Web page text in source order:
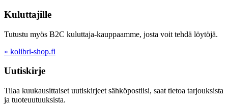
Kuluttajille
Tutustu myös B2C kuluttaja-kauppaamme, josta voit tehdä löytöjä.
» kolibri-shop.fi
Uutiskirje
Tilaa kuukausittaiset uutiskirjeet sähköpostiisi, saat tietoa tarjouksista
ja tuoteuutuuksista.